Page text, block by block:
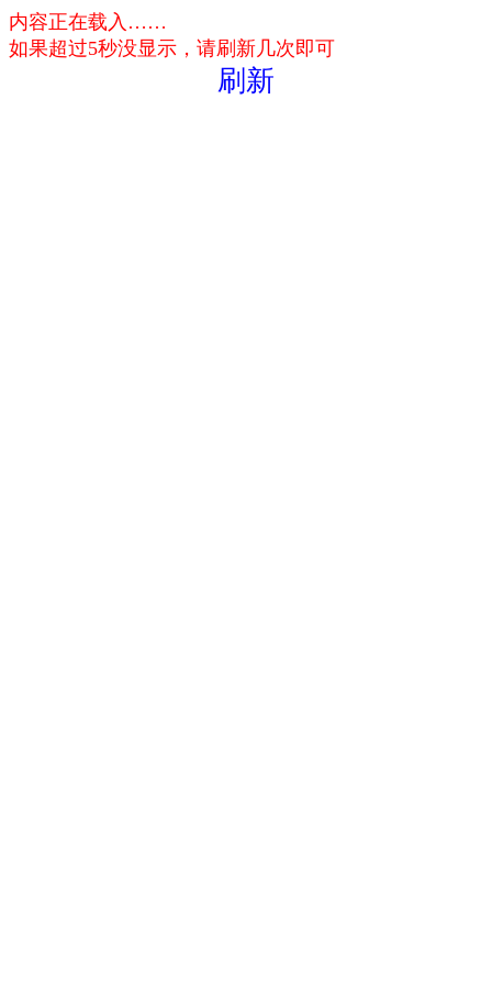
内容正在载入……
如果超过5秒没显示，请刷新几次即可
刷新